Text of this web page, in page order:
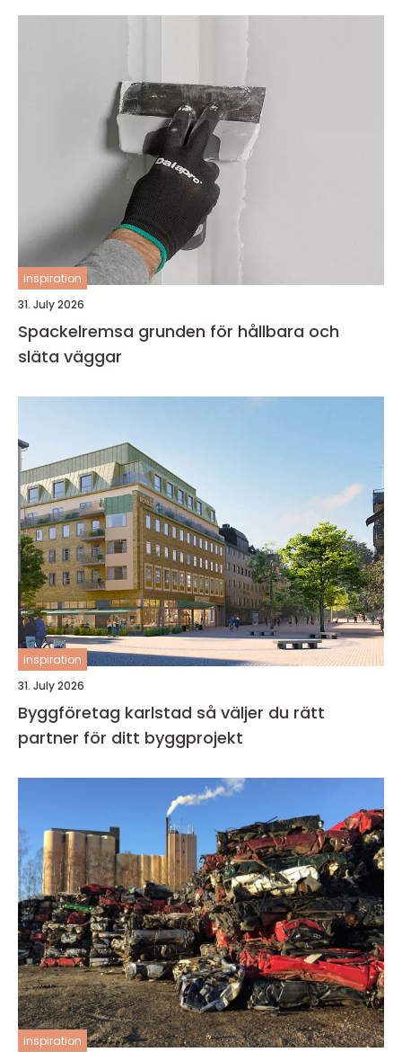
inspiration
31. July 2026
Spackelremsa grunden för hållbara och
släta väggar
inspiration
31. July 2026
Byggföretag karlstad så väljer du rätt
partner för ditt byggprojekt
inspiration